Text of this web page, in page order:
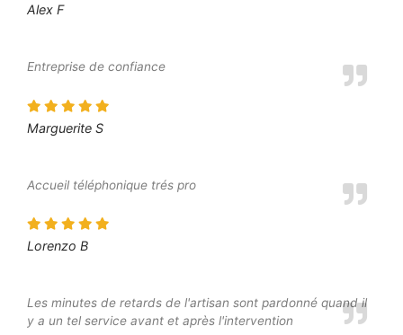
Alex F
Entreprise de confiance
Marguerite S
Accueil téléphonique trés pro
Lorenzo B
Les minutes de retards de l'artisan sont pardonné quand il
y a un tel service avant et après l'intervention